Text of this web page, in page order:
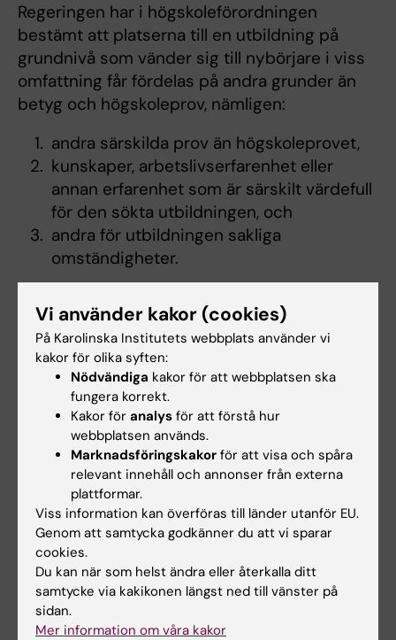
Regeringen har i högskoleförordningen
bestämt att platserna till en utbildning på
grundnivå som vänder sig till nybörjare i viss
omfattning får fördelas på andra grunder än
betyg och högskoleprov, nämligen:
andra särskilda prov än högskoleprovet,
kunskaper, arbetslivserfarenhet eller
annan erfarenhet som är särskilt värdefull
för den sökta utbildningen, och
andra för utbildningen sakliga
omständigheter.
platserna fördelas med minst 1/3 på grundval
av betyg, minst 1/3 på grundval av resultat från
högskoleprov och högst 1/3 på grundval av
universitetet bestämda urvalsgrunder.
KI använder alternativt urval till utbildningar
där det är särskilt motiverat och efter särskilt
beslut. I KI:s antagningsordning för utbildning
på grundnivå och avancerad nivå anges hur
urvalsgrunden får användas, i enlighet med
vad som anges i högskoleförordningen.
Riktlinjerna i sin helhet
Vi använder kakor (cookies)
På Karolinska Institutets webbplats använder vi
kakor för olika syften:
Nödvändiga kakor för att webbplatsen ska
fungera korrekt.
Kakor för analys för att förstå hur
webbplatsen används.
Marknadsföringskakor för att visa och spåra
relevant innehåll och annonser från externa
plattformar.
Viss information kan överföras till länder utanför EU.
Genom att samtycka godkänner du att vi sparar
cookies.
Du kan när som helst ändra eller återkalla ditt
samtycke via kakikonen längst ned till vänster på
sidan.
Mer information om våra kakor